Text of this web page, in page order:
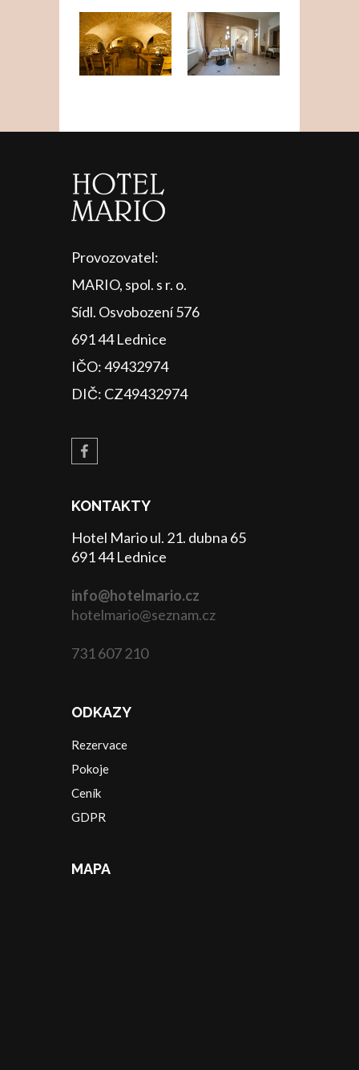
Provozovatel:
MARIO, spol. s r. o.
Sídl. Osvobození 576
691 44 Lednice
IČO: 49432974
DIČ: CZ49432974
KONTAKTY
Hotel Mario ul. 21. dubna 65
691 44 Lednice
info@hotelmario.cz
hotelmario@seznam.cz
731 607 210
ODKAZY
Rezervace
Pokoje
Ceník
GDPR
MAPA